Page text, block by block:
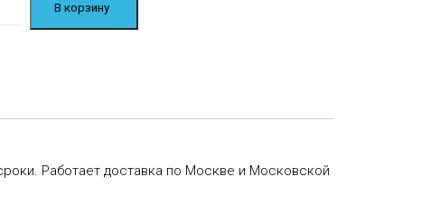
В корзину
Работает доставка по Москве и Московской